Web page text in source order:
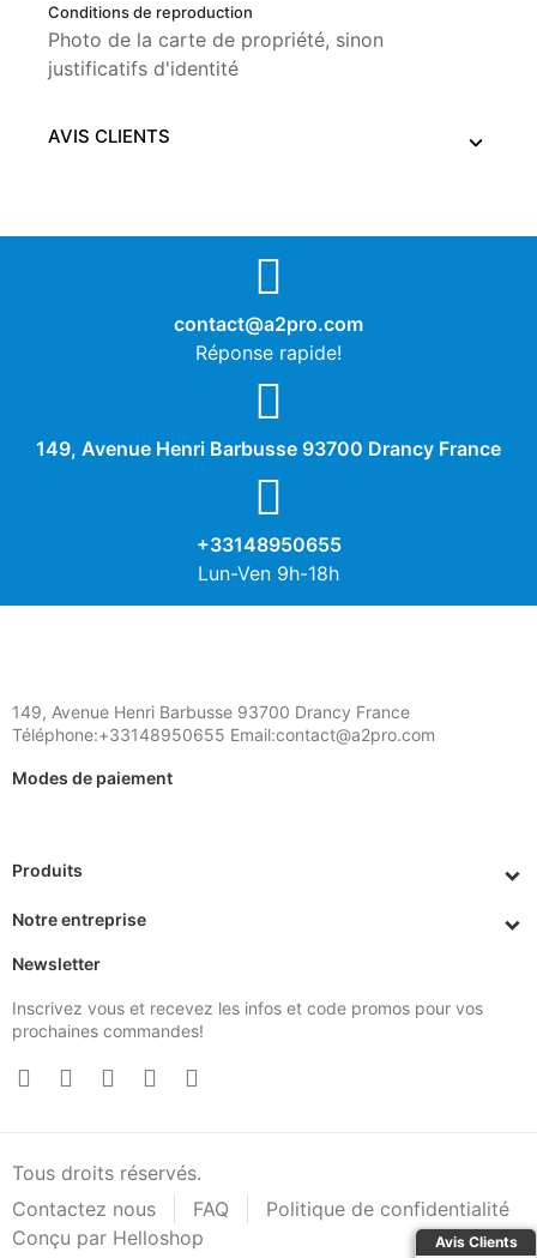
Conditions de reproduction
Photo de la carte de propriété, sinon
justificatifs d'identité
AVIS CLIENTS
Avis Clients
contact@a2pro.com
Réponse rapide!
149, Avenue Henri Barbusse 93700 Drancy France
+33148950655
Lun-Ven 9h-18h
149, Avenue Henri Barbusse 93700 Drancy France
Téléphone:+33148950655 Email:contact@a2pro.com
Modes de paiement
Produits
Notre entreprise
Newsletter
Inscrivez vous et recevez les infos et code promos pour vos
prochaines commandes!
Tous droits réservés.
Contactez nous
FAQ
Politique de confidentialité
Conçu par Helloshop